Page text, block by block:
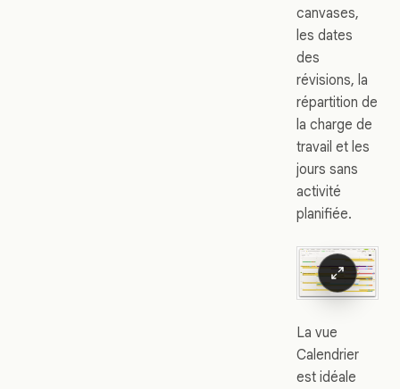
canvases,
les dates
des
révisions, la
répartition de
la charge de
travail et les
jours sans
activité
planifiée.
La vue
Calendrier
est idéale